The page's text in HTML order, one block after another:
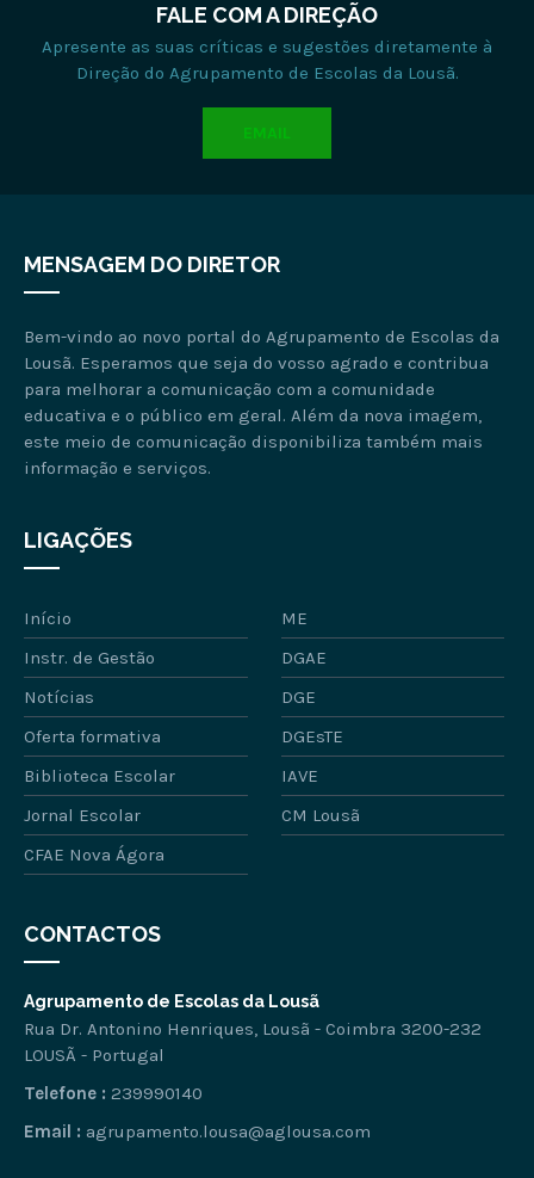
FALE COM A DIREÇÃO
Apresente as suas críticas e sugestões diretamente à
Direção do Agrupamento de Escolas da Lousã.
EMAIL
MENSAGEM DO DIRETOR
Bem-vindo ao novo portal do Agrupamento de Escolas da
Lousã. Esperamos que seja do vosso agrado e contribua
para melhorar a comunicação com a comunidade
educativa e o público em geral. Além da nova imagem,
este meio de comunicação disponibiliza também mais
informação e serviços.
LIGAÇÕES
Início
ME
Instr. de Gestão
DGAE
Notícias
DGE
Oferta formativa
DGEsTE
Biblioteca Escolar
IAVE
Jornal Escolar
CM Lousã
CFAE Nova Ágora
CONTACTOS
Agrupamento de Escolas da Lousã
Rua Dr. Antonino Henriques, Lousã - Coimbra 3200-232
LOUSÃ - Portugal
Telefone : 239990140
Email : agrupamento.lousa@aglousa.com